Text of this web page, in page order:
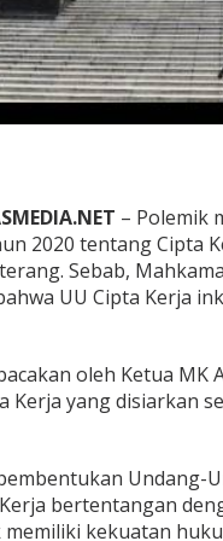
– Polemik
2020 tentang Cipta
Sebab,
UU Cipta Kerja
oleh Ketua MK
Kerja yang disiarkan
Undang-
bertentangan
memiliki kekuatan